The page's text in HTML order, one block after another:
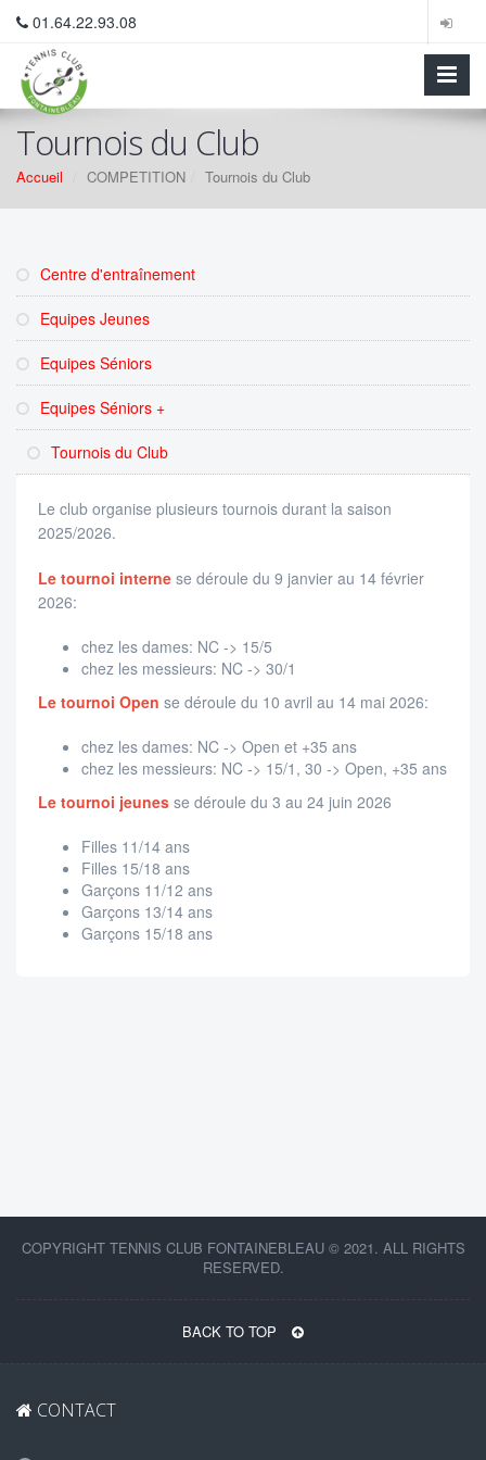
01.64.22.93.08
Tournois du Club
Accueil COMPETITION Tournois du Club
Centre d'entraînement
Equipes Jeunes
Equipes Séniors
Equipes Séniors +
Tournois du Club
Le club organise plusieurs tournois durant la saison
2025/2026.
Le tournoi interne se déroule du 9 janvier au 14 février
2026:
chez les dames: NC -> 15/5
chez les messieurs: NC -> 30/1
Le tournoi Open se déroule du 10 avril au 14 mai 2026:
chez les dames: NC -> Open et +35 ans
chez les messieurs: NC -> 15/1, 30 -> Open, +35 ans
Le tournoi jeunes se déroule du 3 au 24 juin 2026
Filles 11/14 ans
Filles 15/18 ans
Garçons 11/12 ans
Garçons 13/14 ans
Garçons 15/18 ans
COPYRIGHT TENNIS CLUB FONTAINEBLEAU © 2021. ALL RIGHTS
RESERVED.
BACK TO TOP
CONTACT